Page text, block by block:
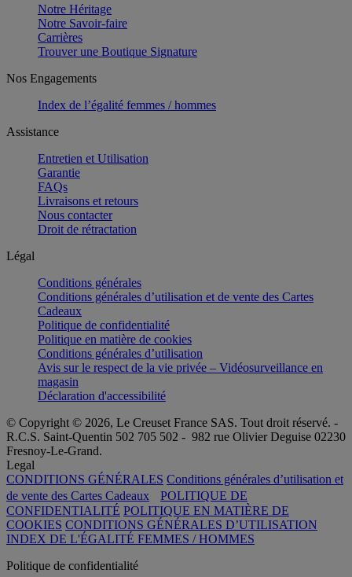
Notre Héritage
Notre Savoir-faire
Carrières
Trouver une Boutique Signature
Nos Engagements
Index de l’égalité femmes / hommes
Assistance
Entretien et Utilisation
Garantie
FAQs
Livraisons et retours
Nous contacter
Droit de rétractation
Légal
Conditions générales
Conditions générales d’utilisation et de vente des Cartes
Cadeaux
Politique de confidentialité
Politique en matière de cookies
Conditions générales d’utilisation
Avis sur le respect de la vie privée – Vidéosurveillance en
magasin
Déclaration d'accessibilité
© Copyright © 2026, Le Creuset France SAS. Tout droit réservé. -
R.C.S. Saint-Quentin 502 705 502 - 982 rue Olivier Deguise 02230
Fresnoy-Le-Grand.
Legal
CONDITIONS GÉNÉRALES Conditions générales d’utilisation et
de vente des Cartes Cadeaux
POLITIQUE DE
CONFIDENTIALITÉ POLITIQUE EN MATIÈRE DE
COOKIES CONDITIONS GÉNÉRALES D’UTILISATION
INDEX DE L'ÉGALITÉ FEMMES / HOMMES
Politique de confidentialité